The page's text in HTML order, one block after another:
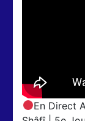
En Direct